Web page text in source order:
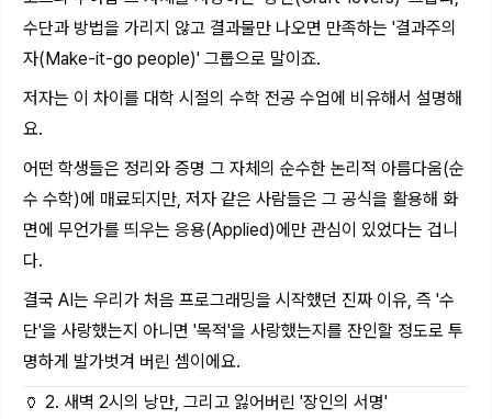
수단과 방법을 가리지 않고 결과물만 나오면 만족하는 '결과주의
자(Make-it-go people)' 그룹으로 말이죠.
저자는 이 차이를 대학 시절의 수학 전공 수업에 비유해서 설명해
요.
어떤 학생들은 정리와 증명 그 자체의 순수한 논리적 아름다움(순
수 수학)에 매료되지만, 저자 같은 사람들은 그 공식을 활용해 화
면에 무언가를 띄우는 응용(Applied)에만 관심이 있었다는 겁니
다.
결국 AI는 우리가 처음 프로그래밍을 시작했던 진짜 이유, 즉 '수
단'을 사랑했는지 아니면 '목적'을 사랑했는지를 잔인할 정도로 투
명하게 발가벗겨 버린 셈이에요.
🏺 2. 새벽 2시의 낭만, 그리고 잃어버린 '장인의 서명'